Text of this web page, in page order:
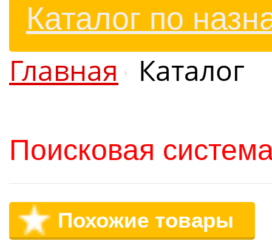
Каталог по
Главная Каталог
Поисковая
Похожие товары